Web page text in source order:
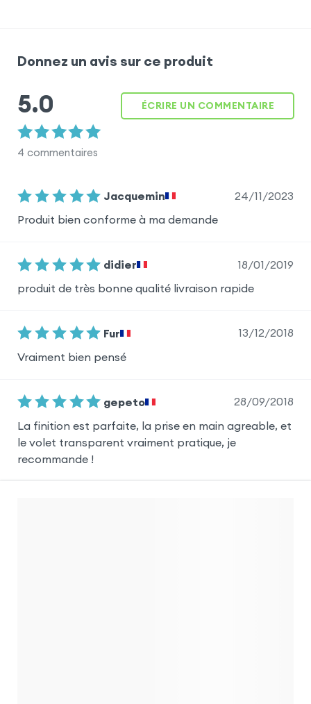
Donnez un avis sur ce produit
5.0
4 commentaires
ÉCRIRE UN COMMENTAIRE
Jacquemin
24/11/2023
Produit bien conforme à ma demande
didier
18/01/2019
produit de très bonne qualité livraison rapide
Fur
13/12/2018
Vraiment bien pensé
gepeto
28/09/2018
La finition est parfaite, la prise en main agreable, et
le volet transparent vraiment pratique, je
recommande !